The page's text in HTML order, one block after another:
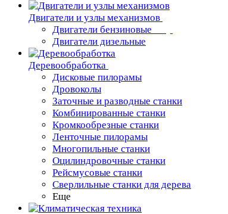
Двигатели и узлы механизмов
Двигатели бензиновые
Двигатели дизельные
Деревообработка
Дисковые пилорамы
Дровоколы
Заточные и разводные станки
Комбинированные станки
Кромкообрезные станки
Ленточные пилорамы
Многопильные станки
Оцилиндровочные станки
Рейсмусовые станки
Сверлильные станки для дерева
Еще